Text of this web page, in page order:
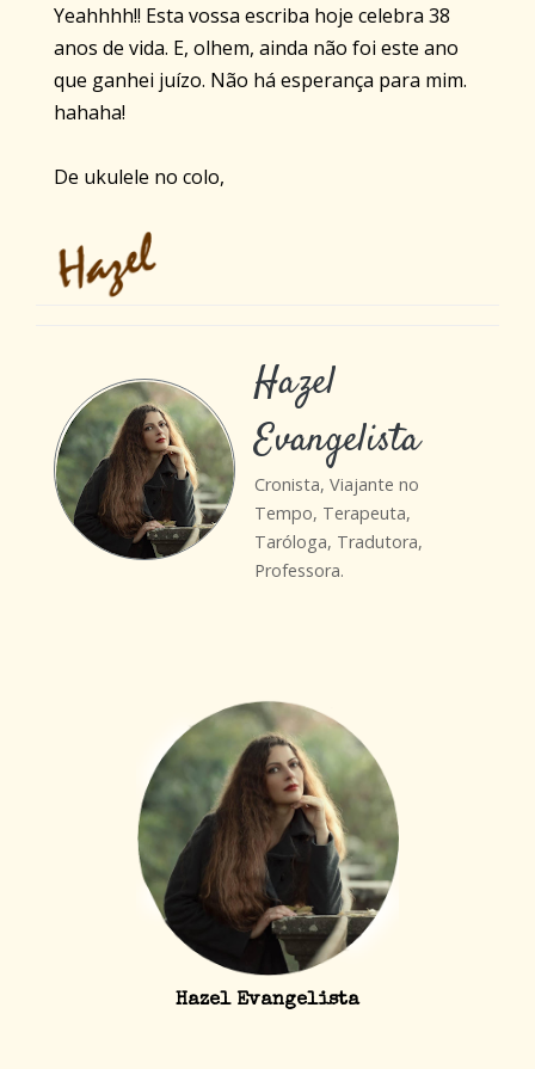
Yeahhhh!! Esta vossa escriba hoje celebra 38
anos de vida. E, olhem, ainda não foi este ano
que ganhei juízo. Não há esperança para mim.
hahaha!
De ukulele no colo,
Hazel
Evangelista
Cronista, Viajante no
Tempo, Terapeuta,
Taróloga, Tradutora,
Professora.
Hazel Evangelista